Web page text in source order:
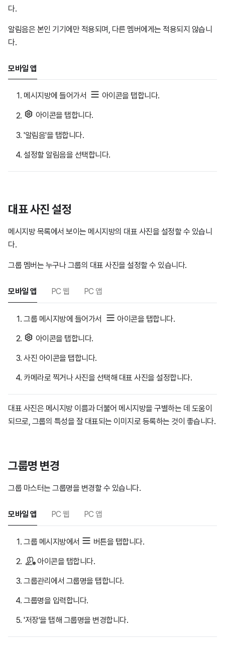
다.
알림음은 본인 기기에만 적용되며, 다른 멤버에게는 적용되지 않습니
다.
모바일 앱
메시지방에 들어가서 아이콘을 탭합니다.
아이콘을 탭합니다.
'알림음'을 탭합니다.
설정할 알림음을 선택합니다.
대표 사진 설정
메시지방 목록에서 보이는 메시지방의 대표 사진을 설정할 수 있습니
다.
그룹 멤버는 누구나 그룹의 대표 사진을 설정할 수 있습니다.
모바일 앱 PC 웹 PC 앱
그룹 메시지방에 들어가서 아이콘을 탭합니다.
아이콘을 탭합니다.
사진 아이콘을 탭합니다.
카메라로 찍거나 사진을 선택해 대표 사진을 설정합니다.
대표 사진은 메시지방 이름과 더불어 메시지방을 구별하는 데 도움이
되므로, 그룹의 특성을 잘 대표되는 이미지로 등록하는 것이 좋습니다.
그룹명 변경
그룹 마스터는 그룹명을 변경할 수 있습니다.
모바일 앱 PC 웹 PC 앱
그룹 메시지방에서 버튼을 탭합니다.
아이콘을 탭합니다.
그룹관리에서 그룹명을 탭합니다.
그룹명을 입력합니다.
'저장'을 탭해 그룹명을 변경합니다.